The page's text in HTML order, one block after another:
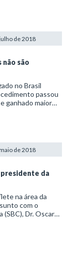
de 2018
não são
no Brasil
passou
ganhado maior
de 2018
da
na área da
com o
(SBC), Dr. Oscar